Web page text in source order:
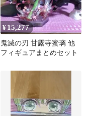
¥ 15,277
鬼滅の刃 甘露寺蜜璃 他
フィギュアまとめセット